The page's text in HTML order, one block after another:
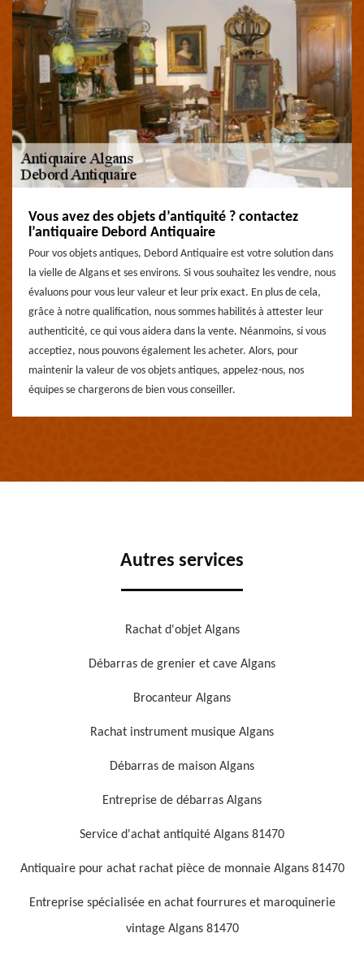
Vous avez des objets d’antiquité ? contactez
l’antiquaire Debord Antiquaire
Pour vos objets antiques, Debord Antiquaire est votre solution dans
la vielle de Algans et ses environs. Si vous souhaitez les vendre, nous
évaluons pour vous leur valeur et leur prix exact. En plus de cela,
grâce à notre qualification, nous sommes habilités à attester leur
authenticité, ce qui vous aidera dans la vente. Néanmoins, si vous
acceptiez, nous pouvons également les acheter. Alors, pour
maintenir la valeur de vos objets antiques, appelez-nous, nos
équipes se chargerons de bien vous conseiller.
Autres services
Rachat d'objet Algans
Débarras de grenier et cave Algans
Brocanteur Algans
Rachat instrument musique Algans
Débarras de maison Algans
Entreprise de débarras Algans
Service d'achat antiquité Algans 81470
Antiquaire pour achat rachat pièce de monnaie Algans 81470
Entreprise spécialisée en achat fourrures et maroquinerie
vintage Algans 81470